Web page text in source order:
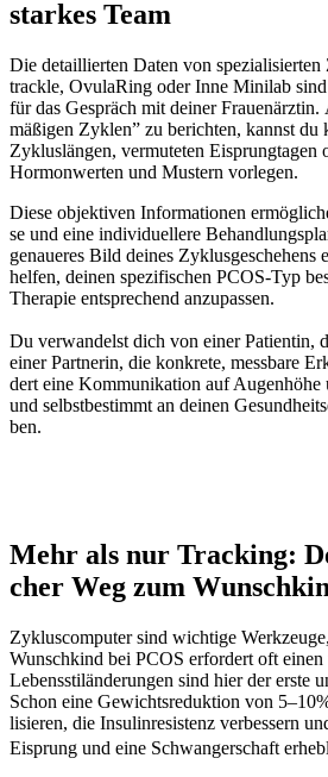
star­kes Team
Die detail­lier­ten Daten von
track­le, Ovu­la­Ring oder Inne Mini­lab
für das Gespräch mit dei­ner
mä­ßi­gen Zyklen” zu berich­ten, kannst du
Zyklus­län­gen, ver­mu­te­ten Eisprung­ta­gen
Hor­mon­wer­ten und Mus­tern vor­le­gen.
Die­se objek­ti­ven Infor­ma­tio­nen
se und eine indi­vi­du­el­le­re
genaue­res Bild dei­nes Zyklus­ge­sche­hens
hel­fen, dei­nen spe­zi­fi­schen PCOS-Typ
The­ra­pie ent­spre­chend anzu­pas­sen.
Du ver­wan­delst dich von einer Pati­en­tin,
einer Part­ne­rin, die kon­kre­te, mess­ba­re
dert eine Kom­mu­ni­ka­ti­on auf
und selbst­be­stimmt an dei­nen
ben.
Mehr als nur Track­ing:
cher Weg zum
Zyklus­com­pu­ter sind wich­ti­ge
Wunsch­kind bei PCOS erfor­dert oft einen
Lebens­sti­län­de­run­gen sind hier der ers­te
Schon eine Gewichts­re­duk­ti­on von
li­sie­ren, die Insu­lin­re­sis­tenz ver­bes­sern
Eisprung und eine Schwan­ger­schaft